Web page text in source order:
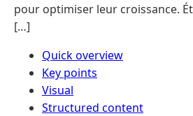
pour optimiser leur croissance.
[…]
Quick overview
Key points
Visual
Structured content